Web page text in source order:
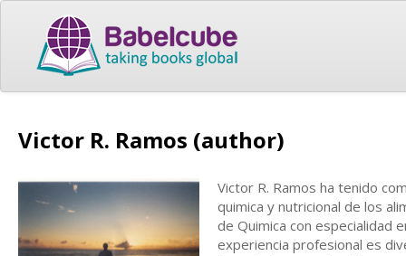
Victor R. Ramos (author)
Victor R. Ramos ha tenido
quimica y nutricional de los
de Quimica con especialidad
experiencia profesional es